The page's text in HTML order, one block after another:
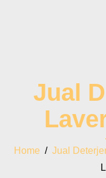
Jual
Home / Jual